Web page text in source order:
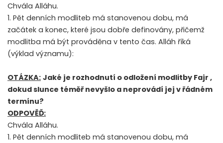
Chvála Alláhu.
1. Pět denních modliteb má stanovenou dobu, má
začátek a konec, které jsou dobře definovány, přičemž
modlitba má být prováděna v tento čas. Alláh říká
(výklad významu):
OTÁZKA: Jaké je rozhodnutí o odložení modlitby Fajr ,
dokud slunce téměř nevyšlo a neprovádí jej v řádném
termínu?
ODPOVĚĎ:
Chvála Alláhu.
1. Pět denních modliteb má stanovenou dobu, má